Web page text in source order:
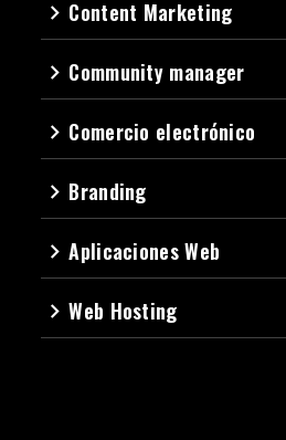
navigate_next Content Marketing
navigate_next Community manager
navigate_next Comercio electrónico
navigate_next Branding
navigate_nextAplicaciones Web
navigate_nextWeb Hosting